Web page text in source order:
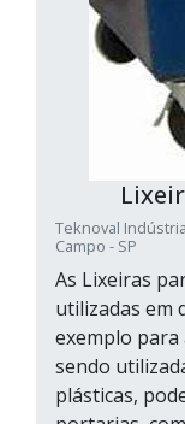
Teknoval
Campo - SP
As Lixeiras
utilizadas em
exemplo para
sendo
plásticas,